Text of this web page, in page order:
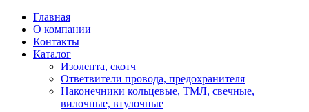
Главная
О компании
Контакты
Каталог
Изолента, скотч
Ответвители провода, предохранителя
Наконечники кольцевые, ТМЛ, свечные,
вилочные, втулочные